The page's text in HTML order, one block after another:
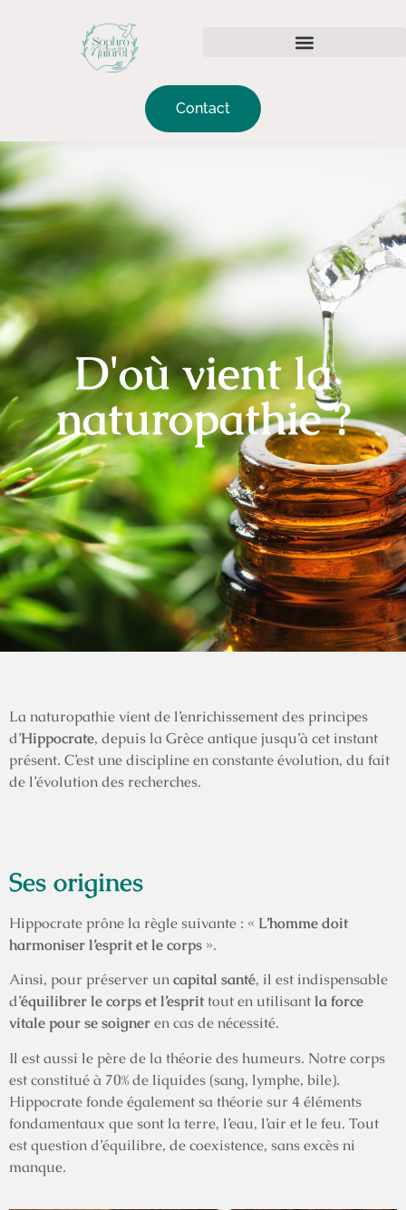
Contact
D'où vient la
naturopathie ?
La naturopathie vient de l’enrichissement des principes
d’Hippocrate, depuis la Grèce antique jusqu’à cet instant
présent. C’est une discipline en constante évolution, du fait
de l’évolution des recherches.
Ses origines
Hippocrate prône la règle suivante : « L’homme doit
harmoniser l’esprit et le corps ».
Ainsi, pour préserver uncapital santé, il est indispensable
d’équilibrer le corps et l’esprittout en utilisantla force
vitale pour se soigneren cas de nécessité.
Il est aussi le père de la théorie des humeurs. Notre corps
est constitué à 70% de liquides (sang, lymphe, bile).
Hippocrate fonde également sa théorie sur 4 éléments
fondamentaux que sont la terre, l’eau, l’air et le feu. Tout
est question d’équilibre, de coexistence, sans excès ni
manque.